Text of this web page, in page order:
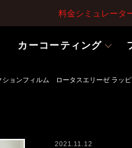
料金シミュレータ
カーコーティング
ションフィルム ロータスエリーゼ ラッ
2021.11.12